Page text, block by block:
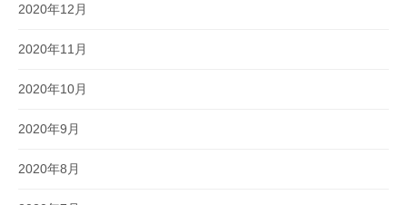
2020年12月
2020年11月
2020年10月
2020年9月
2020年8月